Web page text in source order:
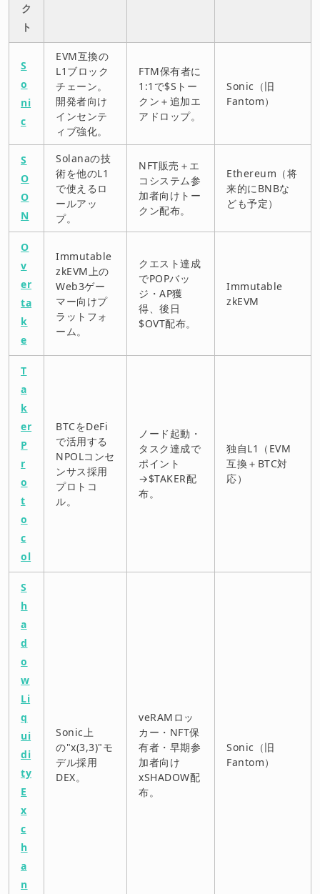
10.
11.
Abstract Chain (Pudgy Penguins関連のZKロールア
ップ)
Starpower (分散型電力管理とWeb3報酬システム)
免責事項
ク
ト
S
o
ni
c
EVM互換の
L1ブロック
チェーン。
開発者向け
インセンテ
ィブ強化。
FTM保有者に
1:1で$Sトー
クン＋追加エ
アドロップ。
Sonic（旧
Fantom）
S
O
O
N
Solanaの技
術を他のL1
で使えるロ
ールアッ
プ。
NFT販売＋エ
コシステム参
加者向けトー
クン配布。
Ethereum（将
来的にBNBな
ども予定）
O
v
er
ta
k
e
Immutable
zkEVM上の
Web3ゲー
マー向けプ
ラットフォ
ーム。
クエスト達成
でPOPバッ
ジ・AP獲
得、後日
$OVT配布。
Immutable
zkEVM
T
a
k
er
P
r
o
t
o
c
ol
BTCをDeFi
で活用する
NPOLコンセ
ンサス採用
プロトコ
ル。
ノード起動・
タスク達成で
ポイント
→$TAKER配
布。
独自L1（EVM
互換＋BTC対
応）
S
h
a
d
o
w
Li
q
ui
di
ty
E
x
c
h
a
n
Sonic上
の"x(3,3)"モ
デル採用
DEX。
veRAMロッ
カー・NFT保
有者・早期参
加者向け
xSHADOW配
布。
Sonic（旧
Fantom）